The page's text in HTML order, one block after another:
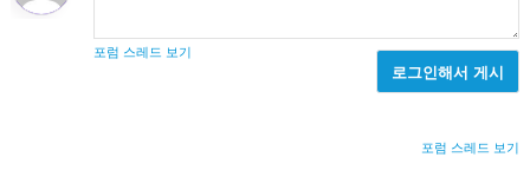
포럼 스레드 보기
로그인해서 게시
포럼 스레드 보기